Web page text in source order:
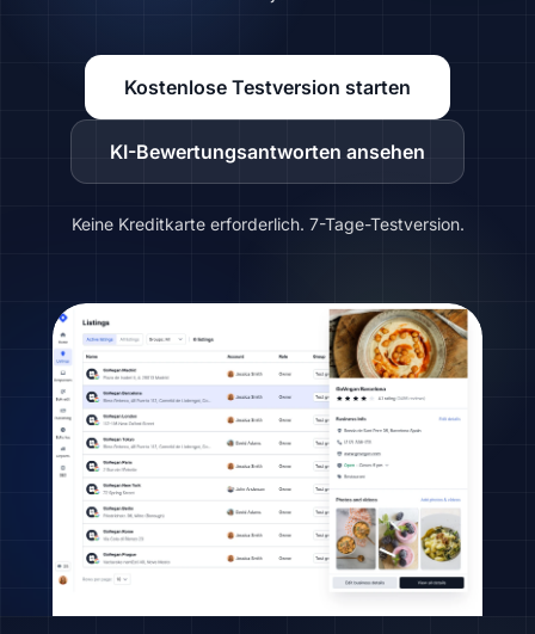
Kostenlose Testversion starten
KI-Bewertungsantworten ansehen
Keine Kreditkarte erforderlich. 7-Tage-Testversion.